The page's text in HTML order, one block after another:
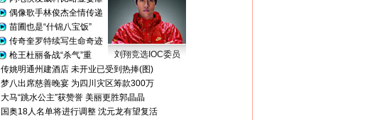
偶像歌手林俊杰全情传递
苗圃也是“什锦八宝饭”
传奇奎罗特续写生命奇迹
枪王杜丽备战“杀气”重
刘翔竞选IOC委员
传姚明通州建酒店 未开业已受到热捧(图)
梦八出席慈善晚宴 为四川灾区筹款300万
大马“跳水公主”获赞誉 美丽更胜郭晶晶
国奥18人名单将进行调整 沈元龙有望复活